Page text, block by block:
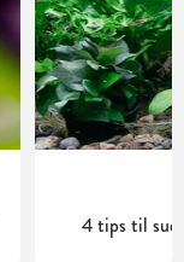
4 tips til